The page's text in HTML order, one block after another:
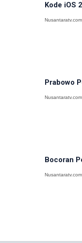
Kode iOS
Prabowo
Bocoran